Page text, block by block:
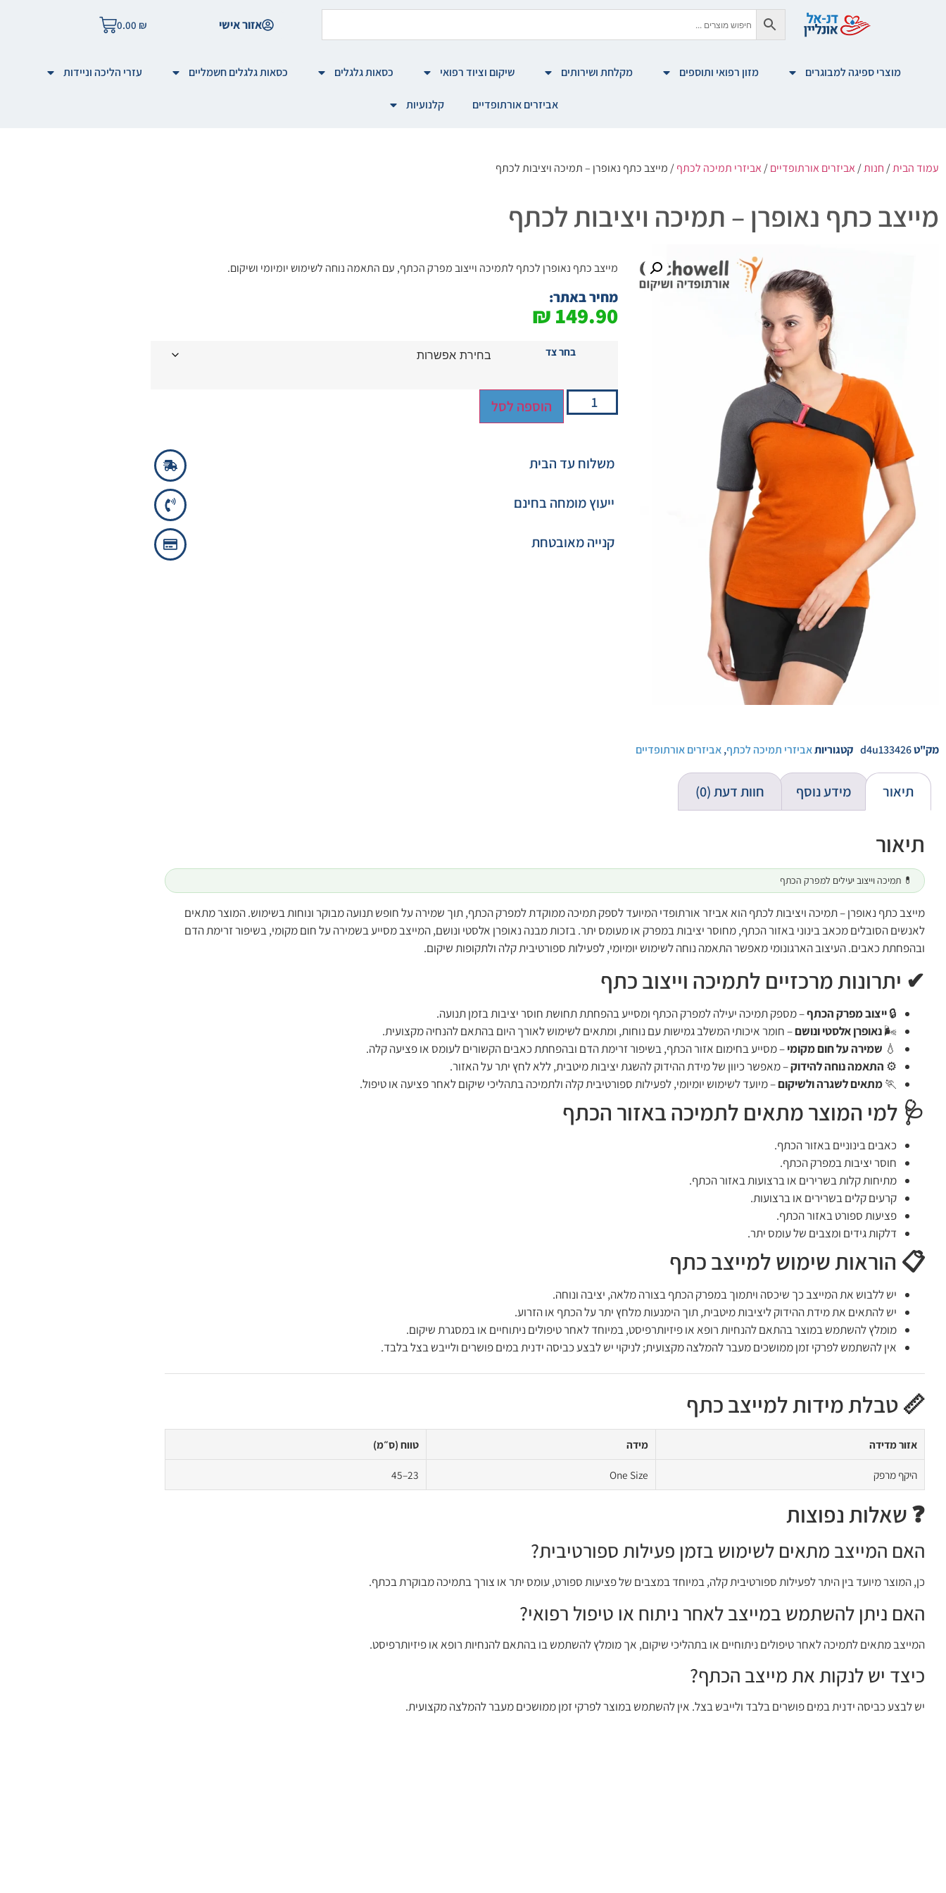
אזור אישי 0.00 ₪
מוצרי ספיגה למבוגרים מזון רפואי ותוספים מקלחת ושירותים שיקום וציוד רפואי כסאות גלגלים כסאות גלגלים חשמליים עזרי הליכה וניידות
אביזרים אורתופדיים קלנועיות
עמוד הבית/ חנות/ אביזרים אורתופדיים/ אביזרי תמיכה לכתף/ מייצב כתף נאופרן – תמיכה ויציבות לכתף
מייצב כתף נאופרן – תמיכה ויציבות לכתף
מק"טd4u133426 קטגוריותאביזרי תמיכה לכתף,אביזרים אורתופדיים
מייצב כתף נאופרן לכתף לתמיכה וייצוב מפרק הכתף, עם התאמה נוחה לשימוש יומיומי ושיקום.
מחיר באתר:
149.90
₪
בחר צד
הוספה לסל
משלוח עד הבית
ייעוץ מומחה בחינם
קנייה מאובטחת
תיאור מידע נוסף חוות דעת (0)
תיאור
💊 תמיכה וייצוב יעילים למפרק הכתף
מייצב כתף נאופרן – תמיכה ויציבות לכתף הוא אביזר אורתופדי המיועד לספק תמיכה ממוקדת למפרק הכתף, תוך שמירה על חופש תנועה מבוקר ונוחות בשימוש. המוצר מתאים
לאנשים הסובלים מכאב בינוני באזור הכתף, מחוסר יציבות במפרק או מעומס יתר. בזכות מבנה נאופרן אלסטי ונושם, המייצב מסייע בשמירה על חום מקומי, בשיפור זרימת הדם
ובהפחתת כאבים. העיצוב הארגונומי מאפשר התאמה נוחה לשימוש יומיומי, לפעילות ספורטיבית קלה ולתקופות שיקום.
✔ יתרונות מרכזיים לתמיכה וייצוב כתף
🔒ייצוב מפרק הכתף– מספק תמיכה יעילה למפרק הכתף ומסייע בהפחתת תחושת חוסר יציבות בזמן תנועה.
🌬️נאופרן אלסטי ונושם– חומר איכותי המשלב גמישות עם נוחות, ומתאים לשימוש לאורך היום בהתאם להנחיה מקצועית.
💧 שמירה על חום מקומי– מסייע בחימום אזור הכתף, בשיפור זרימת הדם ובהפחתת כאבים הקשורים לעומס או פציעה קלה.
⚙️ התאמה נוחה להידוק– מאפשר כיוון של מידת ההידוק להשגת יציבות מיטבית, ללא לחץ יתר על האזור.
🏃מתאים לשגרה ולשיקום– מיועד לשימוש יומיומי, לפעילות ספורטיבית קלה ולתמיכה בתהליכי שיקום לאחר פציעה או טיפול.
🩺 למי המוצר מתאים לתמיכה באזור הכתף
כאבים בינוניים באזור הכתף.
חוסר יציבות במפרק הכתף.
מתיחות קלות בשרירים או ברצועות באזור הכתף.
קרעים קלים בשרירים או ברצועות.
פציעות ספורט באזור הכתף.
דלקות גידים ומצבים של עומס יתר.
📋 הוראות שימוש למייצב כתף
יש ללבוש את המייצב כך שיכסה ויתמוך במפרק הכתף בצורה מלאה, יציבה ונוחה.
יש להתאים את מידת ההידוק ליציבות מיטבית, תוך הימנעות מלחץ יתר על הכתף או הזרוע.
מומלץ להשתמש במוצר בהתאם להנחיות רופא או פיזיותרפיסט, במיוחד לאחר טיפולים ניתוחיים או במסגרת שיקום.
אין להשתמש לפרקי זמן ממושכים מעבר להמלצה מקצועית; לניקוי יש לבצע כביסה ידנית במים פושרים ולייבש בצל בלבד.
📏 טבלת מידות למייצב כתף
אזור מדידה מידה טווח (ס״מ)
היקף מרפק One Size
23–45
❓ שאלות נפוצות
האם המייצב מתאים לשימוש בזמן פעילות ספורטיבית?
כן, המוצר מיועד בין היתר לפעילות ספורטיבית קלה, במיוחד במצבים של פציעות ספורט, עומס יתר או צורך בתמיכה מבוקרת בכתף.
האם ניתן להשתמש במייצב לאחר ניתוח או טיפול רפואי?
המייצב מתאים לתמיכה לאחר טיפולים ניתוחיים או בתהליכי שיקום, אך מומלץ להשתמש בו בהתאם להנחיות רופא או פיזיותרפיסט.
כיצד יש לנקות את מייצב הכתף?
יש לבצע כביסה ידנית במים פושרים בלבד ולייבש בצל. אין להשתמש במוצר לפרקי זמן ממושכים מעבר להמלצה מקצועית.